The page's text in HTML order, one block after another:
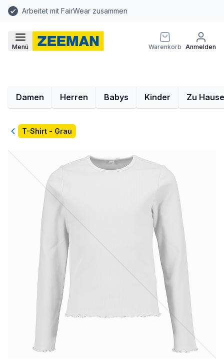
Arbeitet mit FairWear zusammen
Menü Warenkorb Anmelden
Damen Herren Babys Kinder Zu Hause
ZurückT-Shirt - Grau